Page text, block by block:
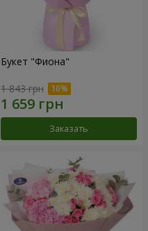
Букет "Фиона"
1 843 грн
Заказать